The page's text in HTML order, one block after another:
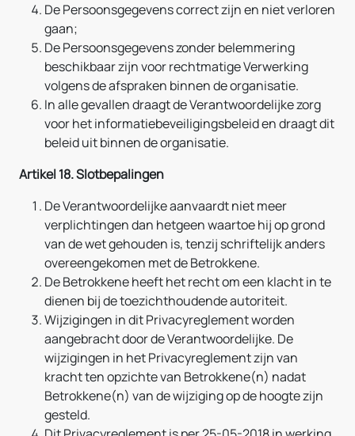
De Persoonsgegevens correct zijn en niet verloren
gaan;
De Persoonsgegevens zonder belemmering
beschikbaar zijn voor rechtmatige Verwerking
volgens de afspraken binnen de organisatie.
In alle gevallen draagt de Verantwoordelijke zorg
voor het informatiebeveiligingsbeleid en draagt dit
beleid uit binnen de organisatie.
Artikel 18. Slotbepalingen
De Verantwoordelijke aanvaardt niet meer
verplichtingen dan hetgeen waartoe hij op grond
van de wet gehouden is, tenzij schriftelijk anders
overeengekomen met de Betrokkene.
De Betrokkene heeft het recht om een klacht in te
dienen bij de toezichthoudende autoriteit.
Wijzigingen in dit Privacyreglement worden
aangebracht door de Verantwoordelijke. De
wijzigingen in het Privacyreglement zijn van
kracht ten opzichte van Betrokkene(n) nadat
Betrokkene(n) van de wijziging op de hoogte zijn
gesteld.